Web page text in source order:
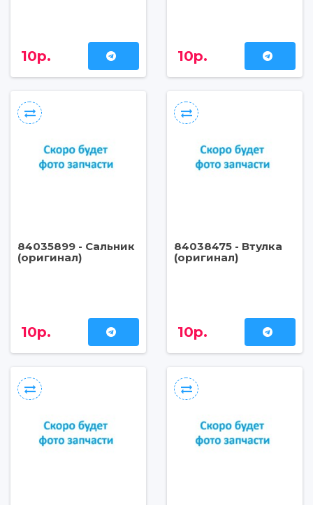
10р. 10р.
84035899 - Сальник
(оригинал)
10р.
84038475 - Втулка
(оригинал)
10р.